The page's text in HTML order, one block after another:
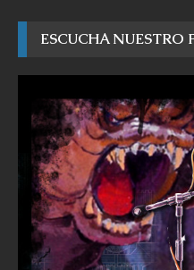
ESCUCHA NUESTRO